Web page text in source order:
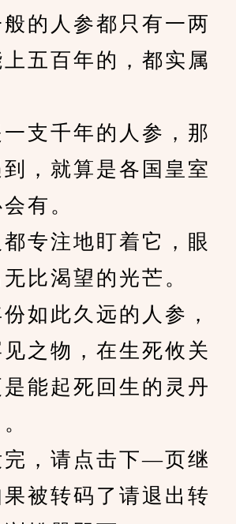
人参都只有一两
五百年的，都实属
千年的人参，那
，就算是各国皇室
有。
注地盯着它，眼
比渴望的光芒。
此久远的人参，
之物，在生死攸关
能起死回生的灵丹
，请点击下—页继
被转码了请退出转